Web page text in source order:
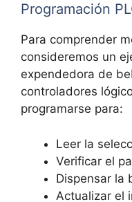
Programación
Para comprender
consideremos un
expendedora de
controladores
programarse para:
Leer la
Verificar el
Dispensar la
Actualizar el